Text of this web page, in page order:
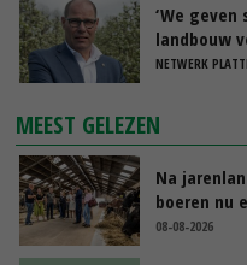
‘We
landbouw
NETWERK
MEEST GELEZEN
Na
boeren nu
08-08-2026